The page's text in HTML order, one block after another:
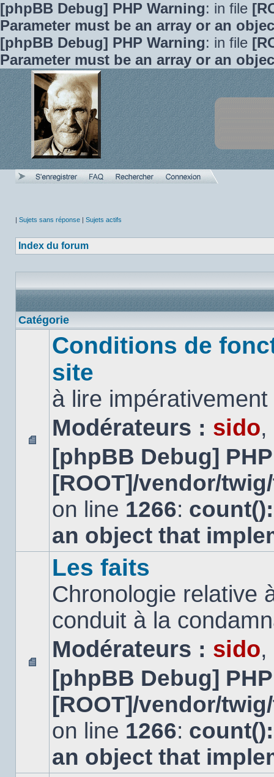
[phpBB Debug] PHP Warning: in file
Parameter must be an array or an
[phpBB Debug] PHP Warning: in file
Parameter must be an array or an
| Sujets sans réponse | Sujets actifs
Index du forum
Catégorie
Aucun
message
non
Conditions de
site
à lire impérativement
Modérateurs : sido,
[phpBB Debug]
[ROOT]/vendor/
on line 1266:
an object that
Aucun
message
non
Les faits
Chronologie relative
conduit à la
Modérateurs : sido,
[phpBB Debug]
[ROOT]/vendor/
on line 1266:
an object that